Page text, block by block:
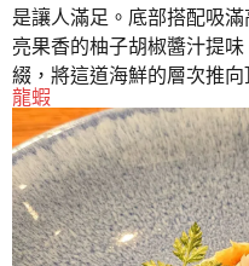
是讓人滿足。底部搭配吸
亮果香的柚子胡椒醬汁提
綴，將這道海鮮的層次推向
龍蝦